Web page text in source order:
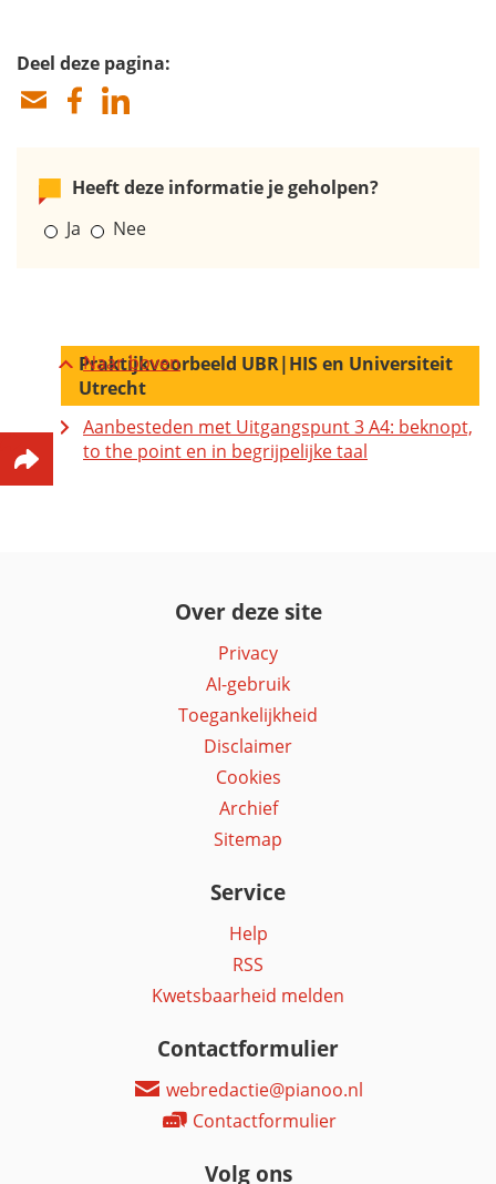
Deel deze pagina:
Heeft deze informatie je geholpen?
Ja
Nee
Praktijkvoorbeeld UBR|HIS en Universiteit
Utrecht
Aanbesteden met Uitgangspunt 3 A4: beknopt,
to the point en in begrijpelijke taal
Naar boven
Over deze site
Privacy
AI-gebruik
Toegankelijkheid
Disclaimer
Cookies
Archief
Sitemap
Service
Help
RSS
Kwetsbaarheid melden
Contactformulier
webredactie@pianoo.nl
Contactformulier
Volg ons